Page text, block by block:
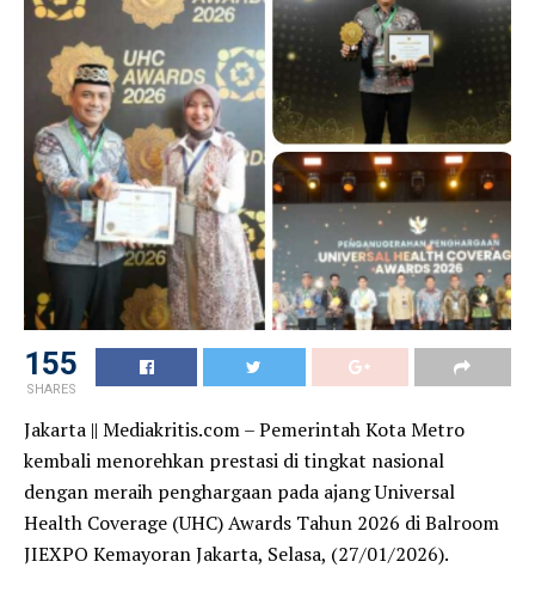
155
SHARES
Jakarta || Mediakritis.com – Pemerintah Kota Metro
kembali menorehkan prestasi di tingkat nasional
dengan meraih penghargaan pada ajang Universal
Health Coverage (UHC) Awards Tahun 2026 di Balroom
JIEXPO Kemayoran Jakarta, Selasa, (27/01/2026).